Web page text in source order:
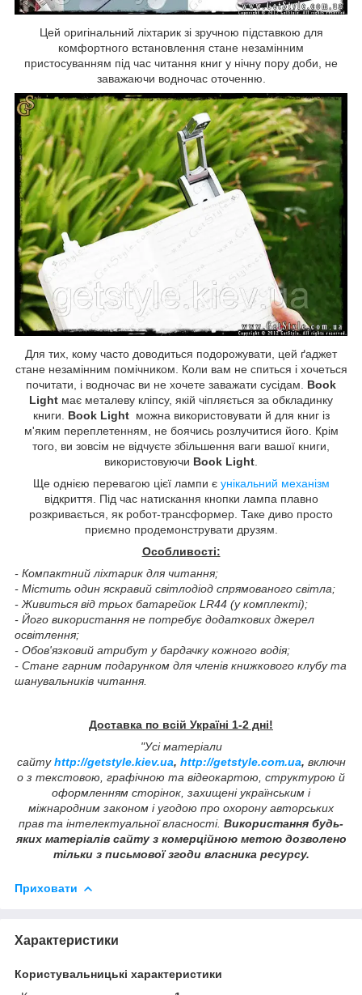
Цей оригінальний ліхтарик зі зручною підставкою для
комфортного встановлення стане незамінним
пристосуванням під час читання книг у нічну пору доби, не
заважаючи водночас оточенню.
Для тих, кому часто доводиться подорожувати, цей ґаджет
стане незамінним помічником. Коли вам не спиться і хочеться
почитати, і водночас ви не хочете заважати сусідам. Book
Light має металеву кліпсу, якій чіпляється за обкладинку
книги. Book Light можна використовувати й для книг із
м'яким переплетенням, не боячись розлучитися його. Крім
того, ви зовсім не відчуєте збільшення ваги вашої книги,
використовуючи Book Light
Ще однією перевагою цієї лампи є унікальний механізм
відкриття. Під час натискання кнопки лампа плавно
розкривається, як робот-трансформер. Таке диво просто
приємно продемонструвати друзям.
Особливості:
- Компактний ліхтарик для читання;
- Містить один яскравий світлодіод спрямованого світла;
- Живиться від трьох батарейок LR44 (у комплекті);
- Його використання не потребує додаткових джерел
освітлення;
- Обов'язковий атрибут у бардачку кожного водія;
- Стане гарним подарунком для членів книжкового клубу та
шанувальників читання.
Доставка по всій Україні 1-2 дні!
"Усі матеріали
сайтуhttp://getstyle.kiev.ua, http://getstyle.com.ua, включн
о з текстовою, графічною та відеокартою, структурою й
оформленням сторінок, захищені українським і
міжнародним законом і угодою про охорону авторських
прав та інтелектуальної власності. Використання будь-
яких матеріалів сайту з комерційною метою дозволено
тільки з письмової згоди власника ресурсу.
Приховати
Характеристики
Користувальницькі характеристики